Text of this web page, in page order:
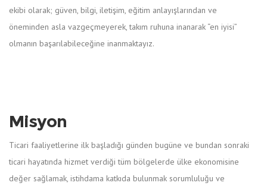
ekibi olarak; güven, bilgi, iletişim, eğitim anlayışlarından ve
öneminden asla vazgeçmeyerek, takım ruhuna inanarak “en iyisi”
olmanın başarılabileceğine inanmaktayız.
Misyon
Ticari faaliyetlerine ilk başladığı günden bugüne ve bundan sonraki
ticari hayatında hizmet verdiği tüm bölgelerde ülke ekonomisine
değer sağlamak, istihdama katkıda bulunmak sorumluluğu ve